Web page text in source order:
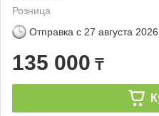
Розница
Отправка с 27 августа 2026
135 000 ₸